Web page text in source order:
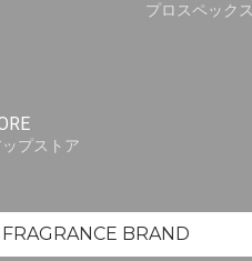
プストア
プロスペックス
FRAGRANCE BRAND